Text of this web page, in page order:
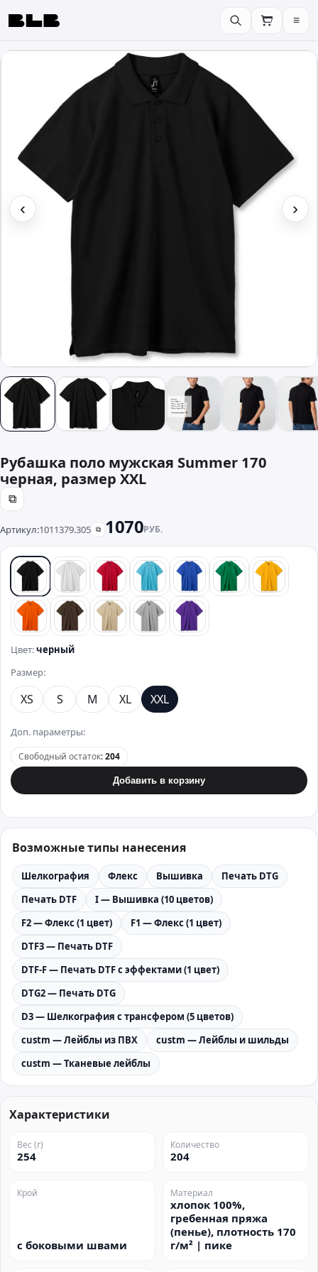
BLB ≡
‹ ›
Рубашка поло мужская Summer 170
черная, размер XXL
⧉
Артикул:1011379.305 ⧉ 1070РУБ.
черный белый красныйбирюзовый
синий зеленыйжелтый
оранжевыйкоричневый
бежевыйсерый фиолетовый
Цвет:черный
Размер:
XS S M XL XXL
Доп. параметры:
Свободный остаток:204
Добавить в корзину
Возможные типы нанесения
Шелкография Флекс Вышивка
Печать DTG
Печать DTF
I — Вышивка (10 цветов)
F2 — Флекс (1 цвет)
F1 — Флекс (1 цвет)
DTF3 — Печать DTF
DTF-F — Печать DTF с эффектами (1 цвет)
DTG2 — Печать DTG
D3 — Шелкография с трансфером (5 цветов)
custm — Лейблы из ПВХ
custm — Лейблы и шильды
custm — Тканевые лейблы
Характеристики
Вес (г)
254
Количество
204
Крой
с боковыми швами
Материал
хлопок 100%,
гребенная пряжа
(пенье), плотность 170
г/м² | пике